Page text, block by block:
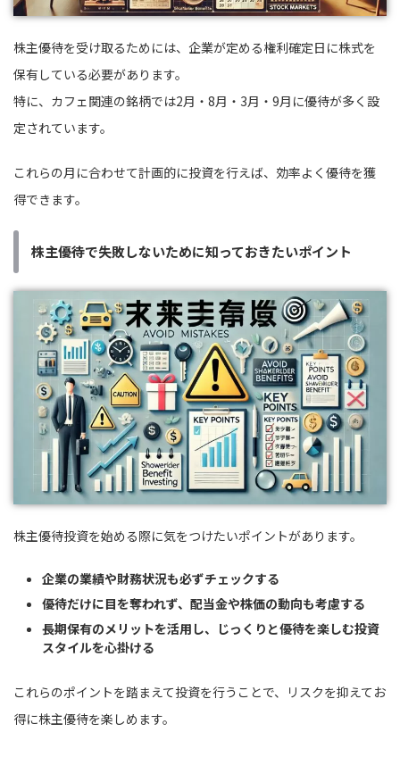
株主優待を受け取るためには、企業が定める権利確定日に株式を
保有している必要があります。
特に、カフェ関連の銘柄では2月・8月・3月・9月に優待が多く設
定されています。
これらの月に合わせて計画的に投資を行えば、効率よく優待を獲
得できます。
株主優待で失敗しないために知っておきたいポイント
株主優待投資を始める際に気をつけたいポイントがあります。
企業の業績や財務状況も必ずチェックする
優待だけに目を奪われず、配当金や株価の動向も考慮する
長期保有のメリットを活用し、じっくりと優待を楽しむ投資
スタイルを心掛ける
これらのポイントを踏まえて投資を行うことで、リスクを抑えてお
得に株主優待を楽しめます。